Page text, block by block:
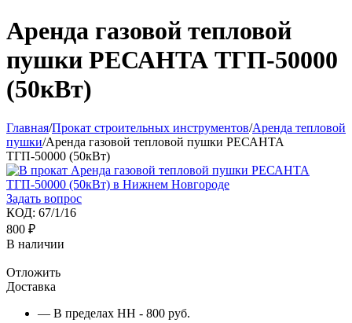
Аренда газовой тепловой
пушки РЕСАНТА ТГП-50000
(50кВт)
Главная/Прокат строительных инструментов/Аренда тепловой
пушки/Аренда газовой тепловой пушки РЕСАНТА
ТГП-50000 (50кВт)
Задать вопрос
КОД: 67/1/16
800 ₽
В наличии
Отложить
Доставка
— В пределах НН - 800 руб.